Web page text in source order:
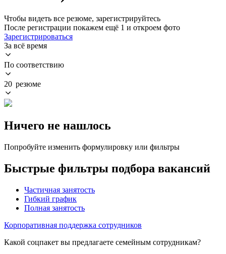
Чтобы видеть все резюме, зарегистрируйтесь
После регистрации покажем ещё 1 и откроем фото
Зарегистрироваться
За всё время
По соответствию
20 резюме
Ничего не нашлось
Попробуйте изменить формулировку или фильтры
Быстрые фильтры подбора вакансий
Частичная занятость
Гибкий график
Полная занятость
Корпоративная поддержка сотрудников
Какой соцпакет вы предлагаете семейным сотрудникам?